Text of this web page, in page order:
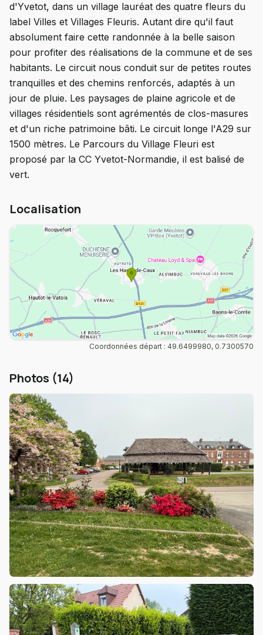
d'Yvetot, dans un village lauréat des quatre fleurs du
label Villes et Villages Fleuris. Autant dire qu'il faut
absolument faire cette randonnée à la belle saison
pour profiter des réalisations de la commune et de ses
habitants. Le circuit nous conduit sur de petites routes
tranquilles et des chemins renforcés, adaptés à un
jour de pluie. Les paysages de plaine agricole et de
villages résidentiels sont agrémentés de clos-masures
et d'un riche patrimoine bâti. Le circuit longe l'A29 sur
1500 mètres. Le Parcours du Village Fleuri est
proposé par la CC Yvetot-Normandie, il est balisé de
vert.
Localisation
Coordonnées départ : 49.6499980, 0.7300570
Photos (14)